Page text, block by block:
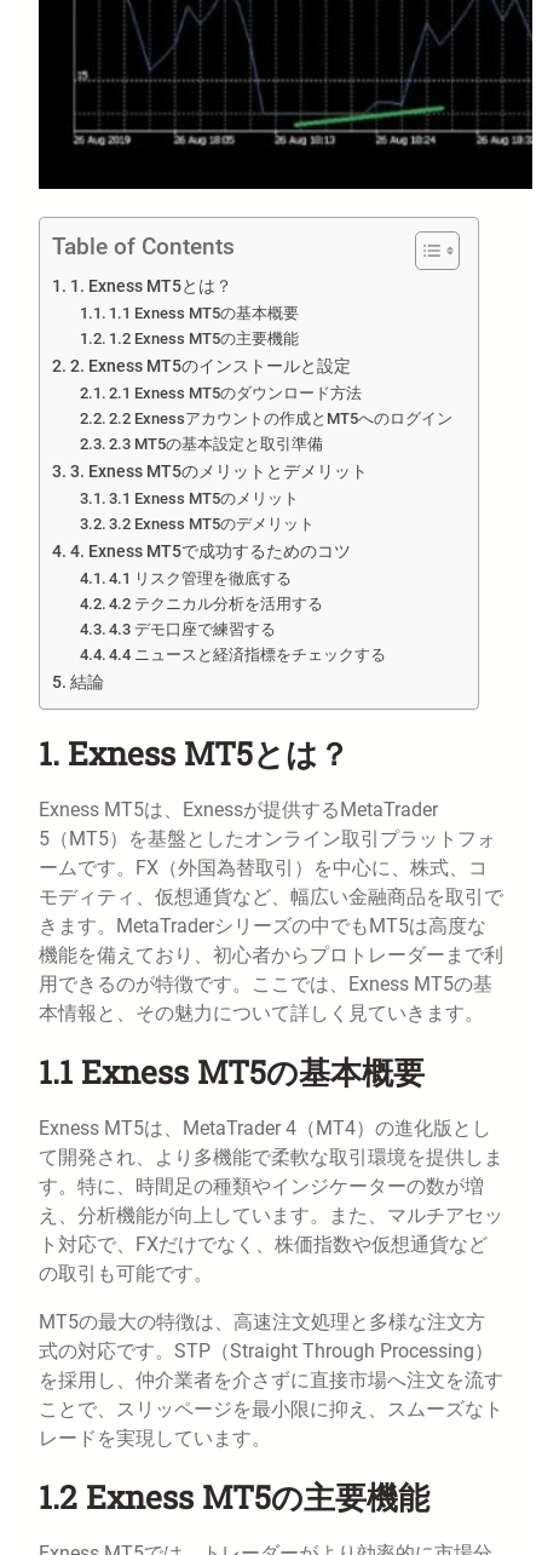
Table of Contents
1. Exness MT5とは？
1.1 Exness MT5の基本概要
1.2 Exness MT5の主要機能
2. Exness MT5のインストールと設定
2.1 Exness MT5のダウンロード方法
2.2 Exnessアカウントの作成とMT5へのログイン
2.3 MT5の基本設定と取引準備
3. Exness MT5のメリットとデメリット
3.1 Exness MT5のメリット
3.2 Exness MT5のデメリット
4. Exness MT5で成功するためのコツ
4.1 リスク管理を徹底する
4.2 テクニカル分析を活用する
4.3 デモ口座で練習する
4.4 ニュースと経済指標をチェックする
結論
1. Exness MT5とは？
Exness MT5は、Exnessが提供するMetaTrader
5（MT5）を基盤としたオンライン取引プラットフォ
ームです。FX（外国為替取引）を中心に、株式、コ
モディティ、仮想通貨など、幅広い金融商品を取引で
きます。MetaTraderシリーズの中でもMT5は高度な
機能を備えており、初心者からプロトレーダーまで利
用できるのが特徴です。ここでは、Exness MT5の基
本情報と、その魅力について詳しく見ていきます。
1.1 Exness MT5の基本概要
Exness MT5は、MetaTrader 4（MT4）の進化版とし
て開発され、より多機能で柔軟な取引環境を提供しま
す。特に、時間足の種類やインジケーターの数が増
え、分析機能が向上しています。また、マルチアセッ
ト対応で、FXだけでなく、株価指数や仮想通貨など
の取引も可能です。
MT5の最大の特徴は、高速注文処理と多様な注文方
式の対応です。STP（Straight Through Processing）
を採用し、仲介業者を介さずに直接市場へ注文を流す
ことで、スリッページを最小限に抑え、スムーズなト
レードを実現しています。
1.2 Exness MT5の主要機能